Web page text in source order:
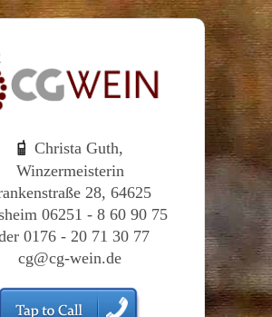
Christa Guth,
Winzermeisterin
28, 64625
06251 - 8 60 90 75
0176 - 20 71 30 77
cg@cg-wein.de